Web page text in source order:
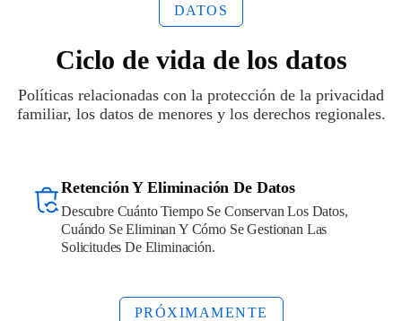
DATOS
Ciclo de vida de los datos
Políticas relacionadas con la protección de la privacidad
familiar, los datos de menores y los derechos regionales.
Retención Y Eliminación De Datos
Descubre Cuánto Tiempo Se Conservan Los Datos,
Cuándo Se Eliminan Y Cómo Se Gestionan Las
Solicitudes De Eliminación.
PRÓXIMAMENTE